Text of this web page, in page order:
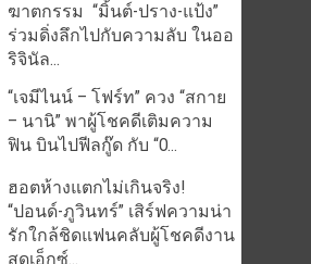
ฆาตกรรม “มิ้นต์-ปราง-แป้ง”
ร่วมดิ่งลึกไปกับความลับ ในออ
ริจินัล...
“เจมีไนน์ – โฟร์ท” ควง “สกาย
– นานิ” พาผู้โชคดีเติมความ
ฟิน บินไปฟีลกู๊ด กับ “O...
ฮอตห้างแตกไม่เกินจริง!
“ปอนด์-ภูวินทร์” เสิร์ฟความน่า
รักใกล้ชิดแฟนคลับผู้โชคดีงาน
สุดเอ็กซ์...